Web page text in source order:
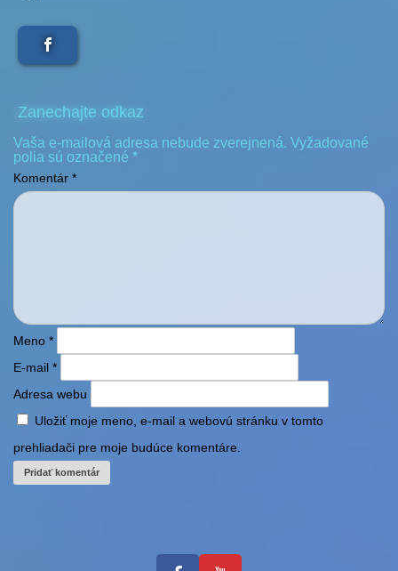
Zanechajte odkaz
Vaša e-mailová adresa nebude zverejnená. Vyžadované
polia sú označené *
Komentár *
Meno *
E-mail *
Adresa webu
Uložiť moje meno, e-mail a webovú stránku v tomto
prehliadači pre moje budúce komentáre.